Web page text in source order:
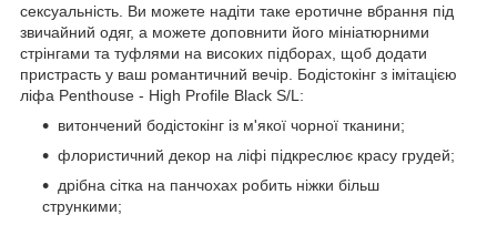
сексуальність. Ви можете надіти таке еротичне вбрання під
звичайний одяг, а можете доповнити його мініатюрними
стрінгами та туфлями на високих підборах, щоб додати
пристрасть у ваш романтичний вечір. Бодістокінг з імітацією
ліфа Penthouse - High Profile Black S/L:
витончений бодістокінг із м'якої чорної тканини;
флористичний декор на ліфі підкреслює красу грудей;
дрібна сітка на панчохах робить ніжки більш
стрункими;